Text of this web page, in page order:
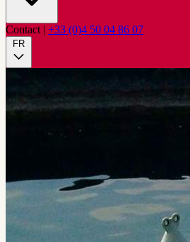
Contact | +33 (0)4 50 04 86 07
FR